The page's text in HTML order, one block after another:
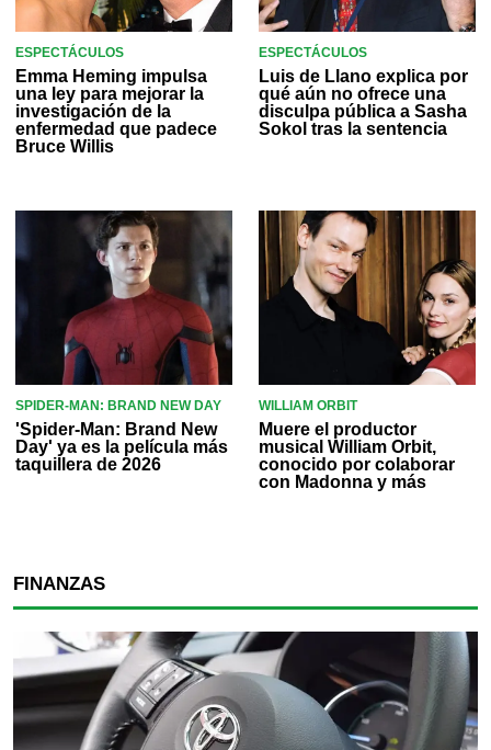
ESPECTÁCULOS
Emma Heming impulsa
una ley para mejorar la
investigación de la
enfermedad que padece
Bruce Willis
ESPECTÁCULOS
Luis de Llano explica por
qué aún no ofrece una
disculpa pública a Sasha
Sokol tras la sentencia
SPIDER-MAN: BRAND NEW DAY
'Spider-Man: Brand New
Day' ya es la película más
taquillera de 2026
WILLIAM ORBIT
Muere el productor
musical William Orbit,
conocido por colaborar
con Madonna y más
FINANZAS